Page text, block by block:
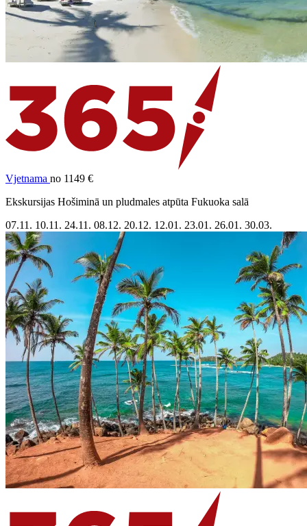
Vjetnama no 1149 €
Ekskursijas Hošiminā un pludmales atpūta Fukuoka salā
07.11. 10.11. 24.11. 08.12. 20.12. 12.01. 23.01. 26.01. 30.03.